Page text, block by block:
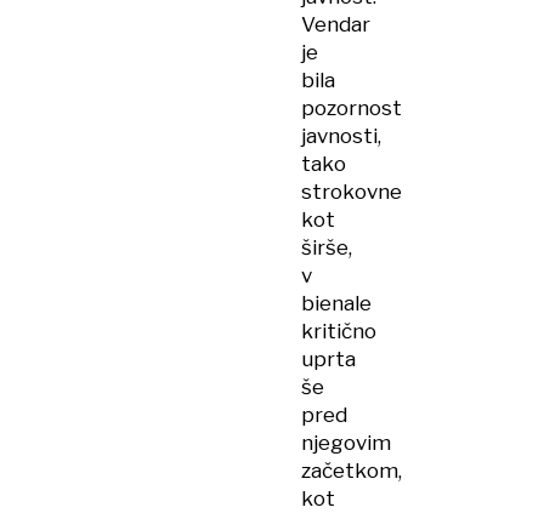
Vendar
je
bila
pozornost
javnosti,
tako
strokovne
kot
širše,
v
bienale
kritično
uprta
še
pred
njegovim
začetkom,
kot